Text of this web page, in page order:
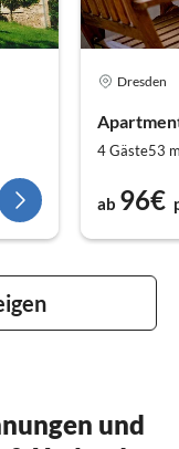
Dresden
4 Gäste53
ab 96€
und